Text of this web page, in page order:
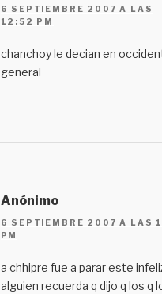
6 SEPTIEMBRE 2007 A LAS
12:52 PM
chanchoy le decian en
general
Anónimo
6 SEPTIEMBRE 2007 A LAS
PM
a chhipre fue a parar este
alguien recuerda q dijo q los q